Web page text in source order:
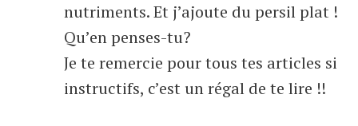
nutriments. Et j’ajoute du persil plat !
Qu’en penses-tu?
Je te remercie pour tous tes articles si
instructifs, c’est un régal de te lire !!